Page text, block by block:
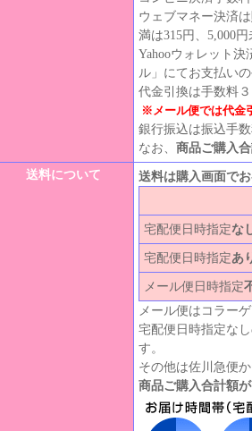
ウェブマネー決済
満は315円、5,000円
Yahooウォレット
ル」にてお支払い
代金引換は手数料
※メール便では代金
銀行振込は振込手
なお、 商品ご購入
送料について
送料は購入画面で
宅配便日時指定な
宅配便日時指定あ
メール便日時指定
メール便はコラー
宅配便日時指定な
す。
その他は佐川急便
商品ご購入合計額